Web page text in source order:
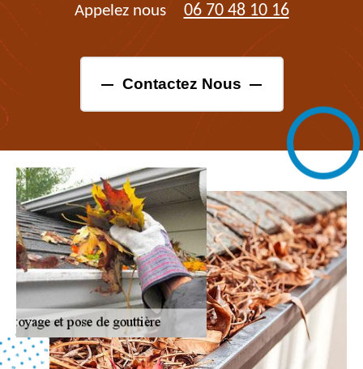
Appelez nous 06 70 48 10 16
Contactez Nous